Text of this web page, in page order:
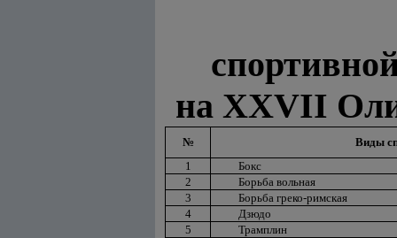
на XXVII
№
Виды
1
Бокс
2
Борьба вольная
3
Борьба греко-римская
4
Дзюдо
5
Трамплин